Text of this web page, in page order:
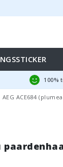
100%
AEG ACE684